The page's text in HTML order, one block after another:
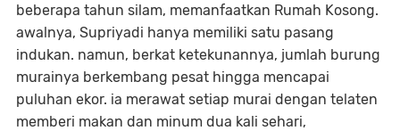
beberapa tahun silam, memanfaatkan Rumah Kosong.
awalnya, Supriyadi hanya memiliki satu pasang
indukan. namun, berkat ketekunannya, jumlah burung
murainya berkembang pesat hingga mencapai
puluhan ekor. ia merawat setiap murai dengan telaten
memberi makan dan minum dua kali sehari,